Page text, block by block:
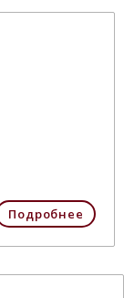
Подробнее